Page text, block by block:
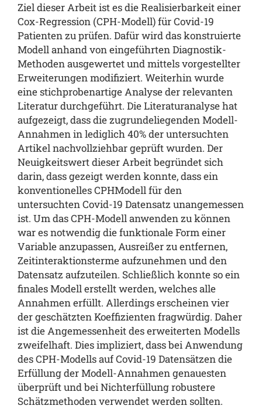
Ziel dieser Arbeit ist es die Realisierbarkeit einer
Cox-Regression (CPH-Modell) für Covid-19
Patienten zu prüfen. Dafür wird das konstruierte
Modell anhand von eingeführten Diagnostik-
Methoden ausgewertet und mittels vorgestellter
Erweiterungen modifiziert. Weiterhin wurde
eine stichprobenartige Analyse der relevanten
Literatur durchgeführt. Die Literaturanalyse hat
aufgezeigt, dass die zugrundeliegenden Modell-
Annahmen in lediglich 40% der untersuchten
Artikel nachvollziehbar geprüft wurden. Der
Neuigkeitswert dieser Arbeit begründet sich
darin, dass gezeigt werden konnte, dass ein
konventionelles CPHModell für den
untersuchten Covid-19 Datensatz unangemessen
ist. Um das CPH-Modell anwenden zu können
war es notwendig die funktionale Form einer
Variable anzupassen, Ausreißer zu entfernen,
Zeitinteraktionsterme aufzunehmen und den
Datensatz aufzuteilen. Schließlich konnte so ein
finales Modell erstellt werden, welches alle
Annahmen erfüllt. Allerdings erscheinen vier
der geschätzten Koeffizienten fragwürdig. Daher
ist die Angemessenheit des erweiterten Modells
zweifelhaft. Dies impliziert, dass bei Anwendung
des CPH-Modells auf Covid-19 Datensätzen die
Erfüllung der Modell-Annahmen genauesten
überprüft und bei Nichterfüllung robustere
Schätzmethoden verwendet werden sollten.